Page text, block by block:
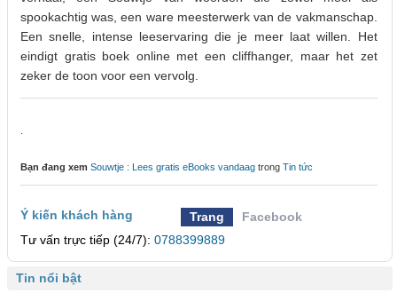
spookachtig was, een ware meesterwerk van de vakmanschap.
Een snelle, intense leeservaring die je meer laat willen. Het
eindigt gratis boek online met een cliffhanger, maar het zet
zeker de toon voor een vervolg.
Bạn đang xem Souwtje : Lees gratis eBooks vandaag trong Tin tức
Ý kiến khách hàng Trang
Facebook
Tư vấn trực tiếp (24/7): 0788399889
Tin nổi bật